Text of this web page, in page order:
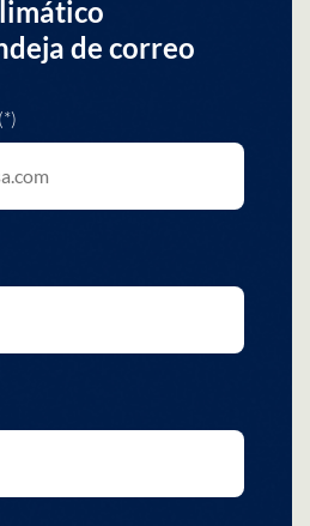
de correo